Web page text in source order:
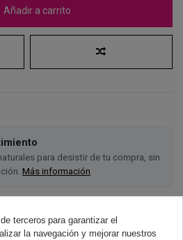
Añadir a carrito
para desistir de tu compra, sin
Más información
terceros para garantizar el
la navegación y mejorar nuestros